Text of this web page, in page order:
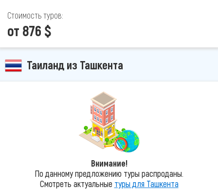
Стоимость туров:
от 876 $
Таиланд из Ташкента
Внимание!
По данному предложению туры распроданы.
Смотреть актуальные туры для Ташкента